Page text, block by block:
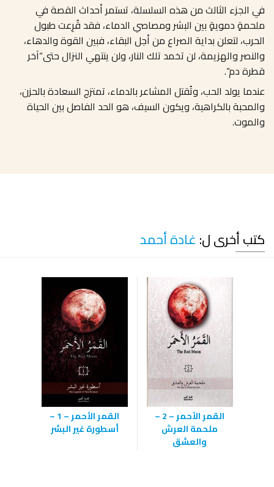
في الجزء الثالث من هذه السلسلة، تستمر أحداث القصة في
ملحمةٍ دمويةٍ بين البشر ومصاصي الدماء، فقد قُرِعت طبول
الحرب، لتعلن بداية الصراع من أجل البقاء، فبين القوة والدهاء،
والنصر والهزيمة، لن تخمد تلك النار، ولن ينتهي النزال حتى“آخر
قطرة دم“.
عندما يولد الحب، وتُقتل المشاعر بالدماء، تمتزج السعادة بالحزن،
والمحبة بالكراهية، ويكون السيف، هو الحد الفاصل بين الحياة
والموت.
كتب أخرى ل: غادة أحمد
القمر الأحمر – 2 –
ملحمة العرش
والعشق
القمر الأحمر – 1 –
أسطورة غير البشر